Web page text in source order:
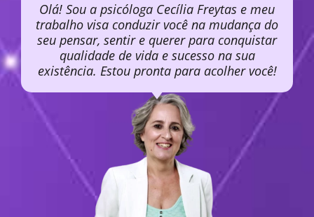
Olá! Sou a psicóloga Cecília Freytas e meu
trabalho visa conduzir você na mudança do
seu pensar, sentir e querer para conquistar
qualidade de vida e sucesso na sua
existência. Estou pronta para acolher você!